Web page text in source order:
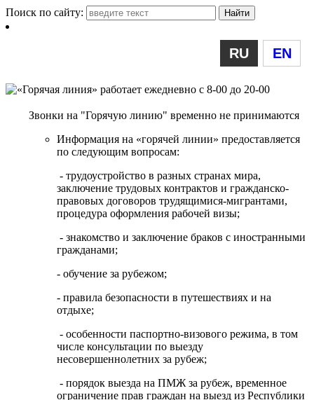
Поиск по сайту:
RU EN
Звонки на "Горячую линию" временно не принимаются
Информация на «горячей линии» предоставляется
по следующим вопросам:
- трудоустройство в разных странах мира,
заключение трудовых контрактов и гражданско-
правовых договоров трудящимися-мигрантами,
процедура оформления рабочей визы;
- знакомство и заключение браков с иностранными
гражданами;
- обучение за рубежом;
- правила безопасности в путешествиях и на
отдыхе;
- особенности паспортно-визового режима, в том
числе консультации по выезду
несовершеннолетних за рубеж;
- порядок выезда на ПМЖ за рубеж, временное
ограничение прав граждан на выезд из Республики